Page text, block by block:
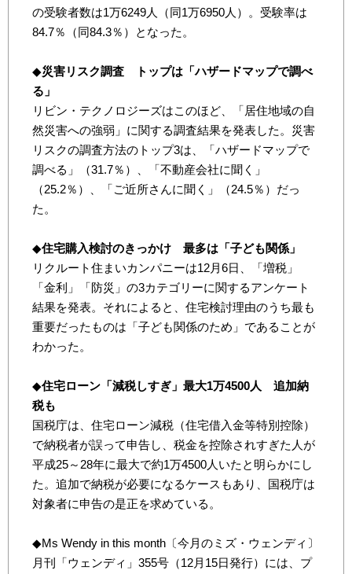
の受験者数は1万6249人（同1万6950人）。受験率は
84.7％（同84.3％）となった。
◆災害リスク調査 トップは「ハザードマップで調べ
る」
リビン・テクノロジーズはこのほど、「居住地域の自
然災害への強弱」に関する調査結果を発表した。災害
リスクの調査方法のトップ3は、「ハザードマップで
調べる」（31.7％）、「不動産会社に聞く」
（25.2％）、「ご近所さんに聞く」（24.5％）だっ
た。
◆住宅購入検討のきっかけ 最多は「子ども関係」
リクルート住まいカンパニーは12月6日、「増税」
「金利」「防災」の3カテゴリーに関するアンケート
結果を発表。それによると、住宅検討理由のうち最も
重要だったものは「子ども関係のため」であることが
わかった。
◆住宅ローン「減税しすぎ」最大1万4500人 追加納
税も
国税庁は、住宅ローン減税（住宅借入金等特別控除）
で納税者が誤って申告し、税金を控除されすぎた人が
平成25～28年に最大で約1万4500人いたと明らかにし
た。追加で納税が必要になるケースもあり、国税庁は
対象者に申告の是正を求めている。
◆Ms Wendy in this month〔今月のミズ・ウェンディ〕
月刊「ウェンディ」355号（12月15日発行）には、プ